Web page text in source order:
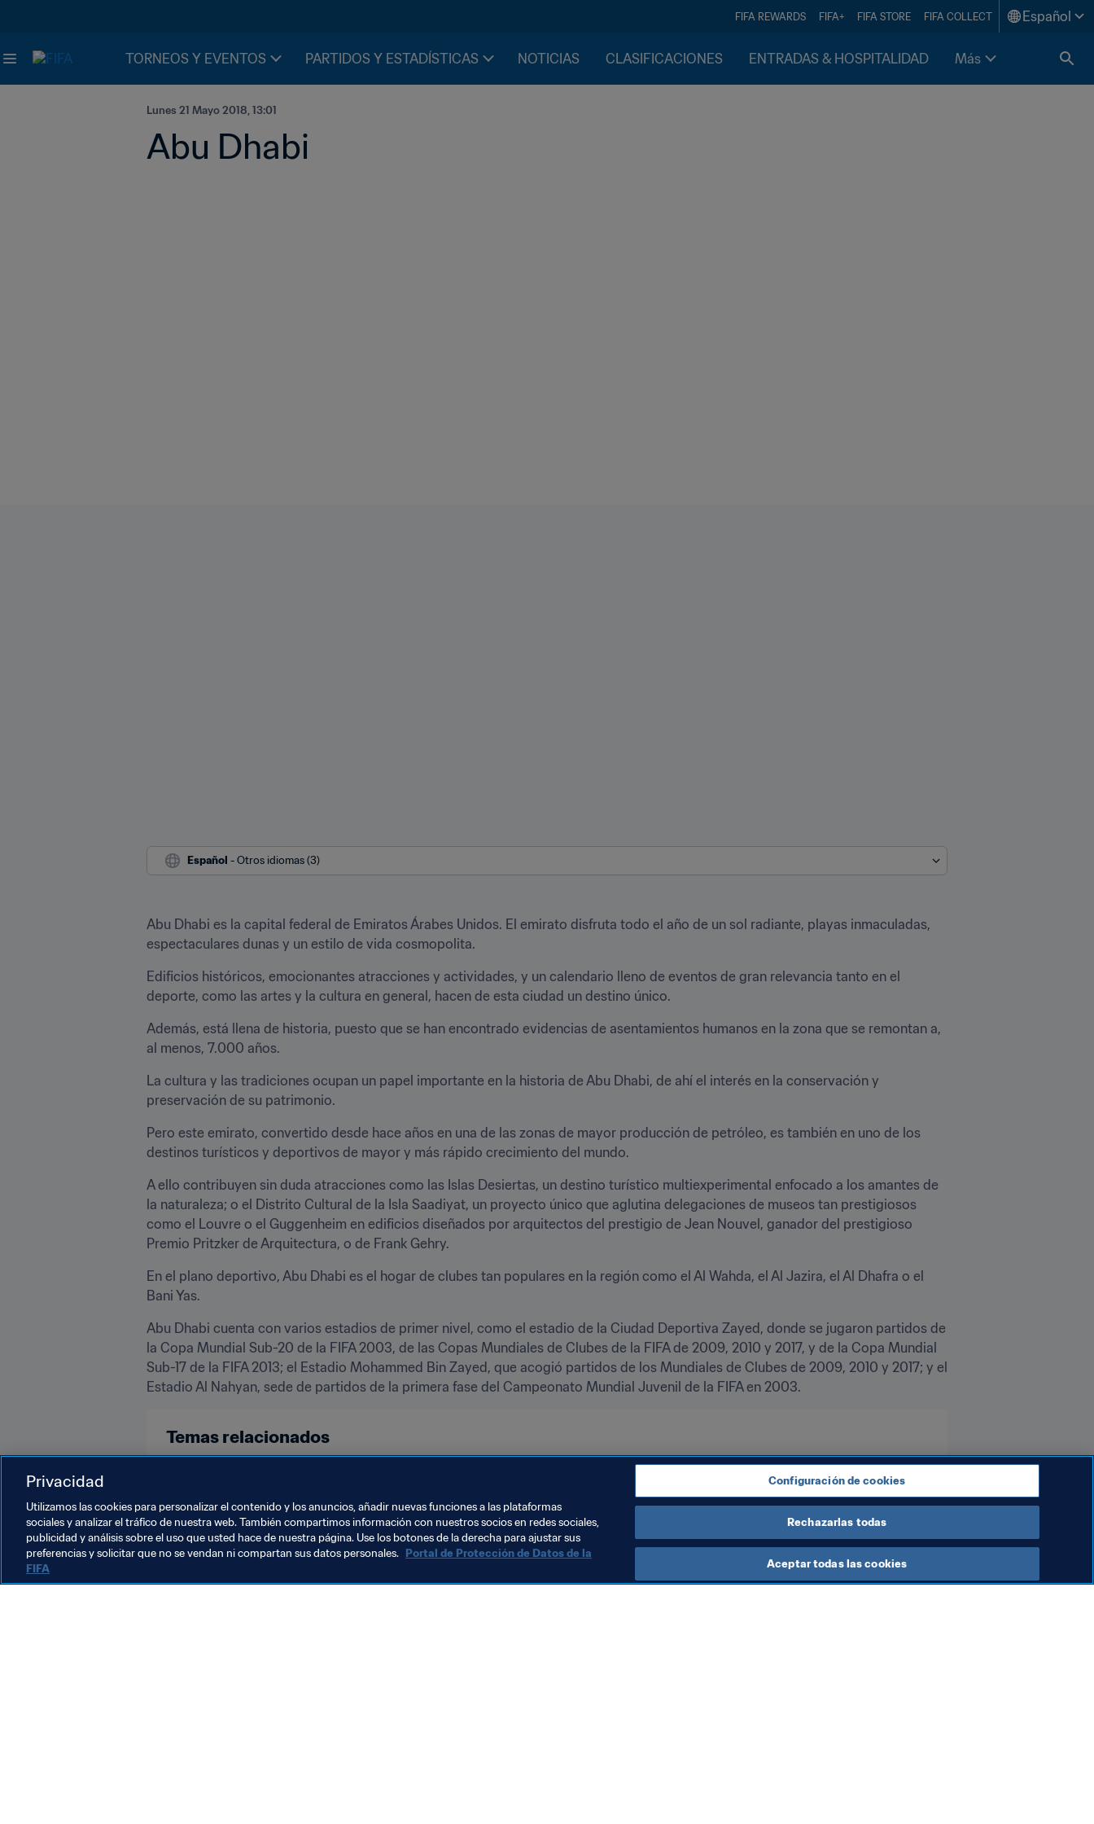
FIFA REWARDS FIFA+ FIFA STORE FIFA COLLECT Español
TORNEOS Y EVENTOS PARTIDOS Y ESTADÍSTICAS NOTICIAS CLASIFICACIONES ENTRADAS & HOSPITALIDAD Más
Lunes 21 Mayo 2018, 13:01
Abu Dhabi
Español - Otros idiomas (3)
Abu Dhabi es la capital federal de Emiratos Árabes Unidos. El emirato disfruta todo el año de un sol radiante, playas inmaculadas,
espectaculares dunas y un estilo de vida cosmopolita.
Edificios históricos, emocionantes atracciones y actividades, y un calendario lleno de eventos de gran relevancia tanto en el
deporte, como las artes y la cultura en general, hacen de esta ciudad un destino único.
Además, está llena de historia, puesto que se han encontrado evidencias de asentamientos humanos en la zona que se remontan a,
al menos, 7.000 años.
La cultura y las tradiciones ocupan un papel importante en la historia de Abu Dhabi, de ahí el interés en la conservación y
preservación de su patrimonio.
Pero este emirato, convertido desde hace años en una de las zonas de mayor producción de petróleo, es también en uno de los
destinos turísticos y deportivos de mayor y más rápido crecimiento del mundo.
A ello contribuyen sin duda atracciones como las Islas Desiertas, un destino turístico multiexperimental enfocado a los amantes de
la naturaleza; o el Distrito Cultural de la Isla Saadiyat, un proyecto único que aglutina delegaciones de museos tan prestigiosos
como el Louvre o el Guggenheim en edificios diseñados por arquitectos del prestigio de Jean Nouvel, ganador del prestigioso
Premio Pritzker de Arquitectura, o de Frank Gehry.
En el plano deportivo, Abu Dhabi es el hogar de clubes tan populares en la región como el Al Wahda, el Al Jazira, el Al Dhafra o el
Bani Yas.
Abu Dhabi cuenta con varios estadios de primer nivel, como el estadio de la Ciudad Deportiva Zayed, donde se jugaron partidos de
la Copa Mundial Sub-20 de la FIFA 2003, de las Copas Mundiales de Clubes de la FIFA de 2009, 2010 y 2017, y de la Copa Mundial
Sub-17 de la FIFA 2013; el Estadio Mohammed Bin Zayed, que acogió partidos de los Mundiales de Clubes de 2009, 2010 y 2017; y el
Estadio Al Nahyan, sede de partidos de la primera fase del Campeonato Mundial Juvenil de la FIFA en 2003.
Temas relacionados
Privacidad
Utilizamos las cookies para personalizar el contenido y los anuncios, añadir nuevas funciones a las plataformas
sociales y analizar el tráfico de nuestra web. También compartimos información con nuestros socios en redes sociales,
publicidad y análisis sobre el uso que usted hace de nuestra página. Use los botones de la derecha para ajustar sus
preferencias y solicitar que no se vendan ni compartan sus datos personales. Portal de Protección de Datos de la
FIFA
Configuración de cookies
Rechazarlas todas
Aceptar todas las cookies